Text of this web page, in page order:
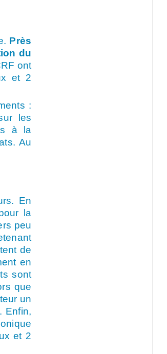
Près
du
ont
et 2
:
les
à la
Au
En
la
peu
de
en
sont
que
un
Enfin,
et 2